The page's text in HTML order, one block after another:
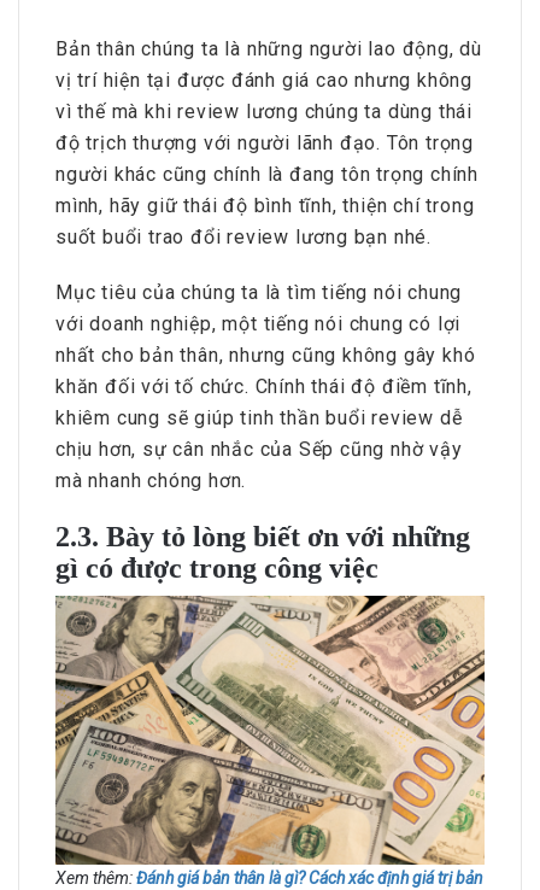
Bản thân chúng ta là những người lao động, dù
vị trí hiện tại được đánh giá cao nhưng không
vì thế mà khi review lương chúng ta dùng thái
độ trịch thượng với người lãnh đạo. Tôn trọng
người khác cũng chính là đang tôn trọng chính
mình, hãy giữ thái độ bình tĩnh, thiện chí trong
suốt buổi trao đổi review lương bạn nhé.
Mục tiêu của chúng ta là tìm tiếng nói chung
với doanh nghiệp, một tiếng nói chung có lợi
nhất cho bản thân, nhưng cũng không gây khó
khăn đối với tố chức. Chính thái độ điềm tĩnh,
khiêm cung sẽ giúp tinh thần buổi review dễ
chịu hơn, sự cân nhắc của Sếp cũng nhờ vậy
mà nhanh chóng hơn.
2.3. Bày tỏ lòng biết ơn với những
gì có được trong công việc
Xem thêm:Đánh giá bản thân là gì? Cách xác định giá trị bản